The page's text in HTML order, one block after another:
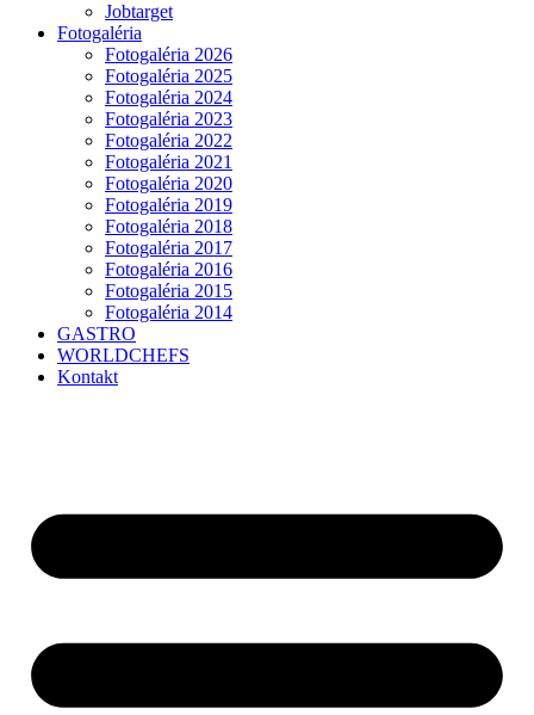
Jobtarget
Fotogaléria
Fotogaléria 2026
Fotogaléria 2025
Fotogaléria 2024
Fotogaléria 2023
Fotogaléria 2022
Fotogaléria 2021
Fotogaléria 2020
Fotogaléria 2019
Fotogaléria 2018
Fotogaléria 2017
Fotogaléria 2016
Fotogaléria 2015
Fotogaléria 2014
GASTRO
WORLDCHEFS
Kontakt